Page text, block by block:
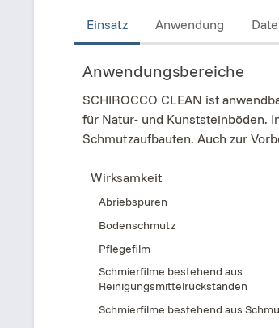
Einsatz Anwendung
Anwendungsbereiche
SCHIROCCO CLEAN ist
für Natur- und Kunststeinböden.
Schmutzaufbauten. Auch zur
Wirksamkeit
Abriebspuren
Bodenschmutz
Pflegefilm
Schmierfilme bestehend aus
Reinigungsmittelrückständen
Schmierfilme bestehend aus